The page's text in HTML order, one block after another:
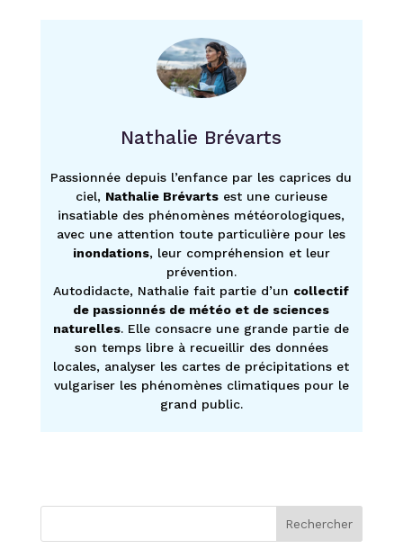
Nathalie Brévarts
Passionnée depuis l’enfance par les caprices du
ciel, Nathalie Brévartsest une curieuse
insatiable des phénomènes météorologiques,
avec une attention toute particulière pour les
inondations, leur compréhension et leur
prévention.
Autodidacte, Nathalie fait partie d’un collectif
de passionnés de météo et de sciences
naturelles. Elle consacre une grande partie de
son temps libre à recueillir des données
locales, analyser les cartes de précipitations et
vulgariser les phénomènes climatiques pour le
grand public.
Rechercher